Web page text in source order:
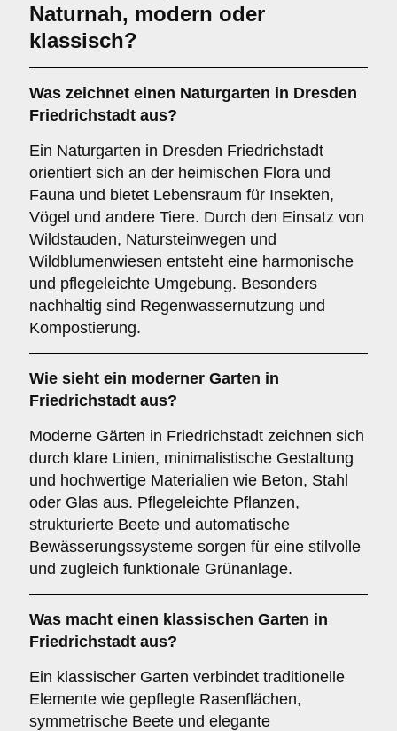
Naturnah, modern oder
klassisch?
Was zeichnet einen Naturgarten in Dresden
Friedrichstadt aus?
Ein Naturgarten in Dresden Friedrichstadt
orientiert sich an der heimischen Flora und
Fauna und bietet Lebensraum für Insekten,
Vögel und andere Tiere. Durch den Einsatz von
Wildstauden, Natursteinwegen und
Wildblumenwiesen entsteht eine harmonische
und pflegeleichte Umgebung. Besonders
nachhaltig sind Regenwassernutzung und
Kompostierung.
Wie sieht ein moderner Garten in
Friedrichstadt aus?
Moderne Gärten in Friedrichstadt zeichnen sich
durch klare Linien, minimalistische Gestaltung
und hochwertige Materialien wie Beton, Stahl
oder Glas aus. Pflegeleichte Pflanzen,
strukturierte Beete und automatische
Bewässerungssysteme sorgen für eine stilvolle
und zugleich funktionale Grünanlage.
Was macht einen klassischen Garten in
Friedrichstadt aus?
Ein klassischer Garten verbindet traditionelle
Elemente wie gepflegte Rasenflächen,
symmetrische Beete und elegante